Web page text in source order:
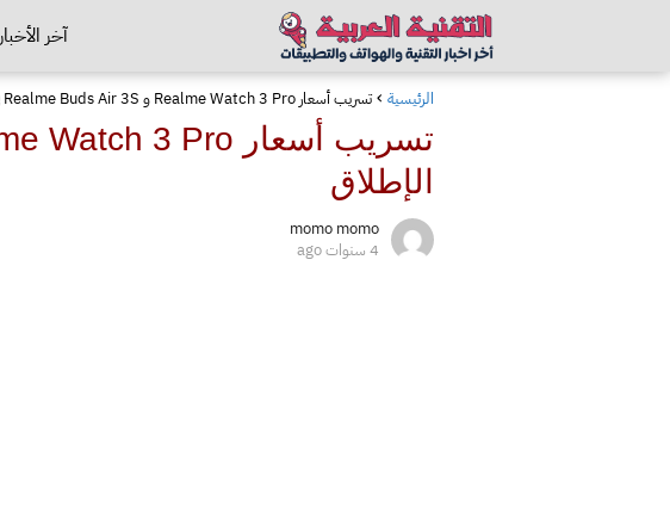
آخر الأخبار
الرئيسية تسريب أسعار Realme Watch 3 Pro و Realme Buds Air 3S في أوروبا قبل الإطلاق
الإطلاق
momo momo
4 سنوات ago